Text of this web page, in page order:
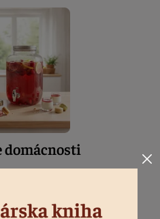
domácnosti